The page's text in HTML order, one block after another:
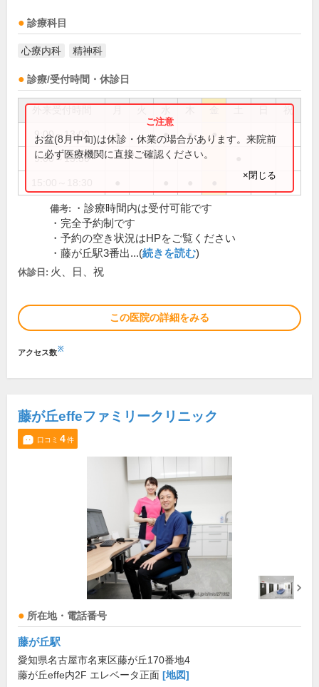
診療科目
心療内科 精神科
診療/受付時間・休診日
祝
9:00～13:00 ● ● ● ●
9:00～13:30
お盆(8月中旬)は休診・休業の場合があります。来院前
に必ず医療機関に直接ご確認ください。
×閉じる
備考:
・診療時間内は受付可能です
・完全予約制です
・予約の空き状況はHPをご覧ください
・藤が丘駅3番出...(続きを読む)
休診日: 火、日、祝
この医院の詳細をみる
アクセス数※
藤が丘effeファミリークリニック
口コミ 4件
所在地・電話番号
藤が丘駅
愛知県名古屋市名東区藤が丘170番地4
藤が丘effe内2F エレベータ正面 [地図]